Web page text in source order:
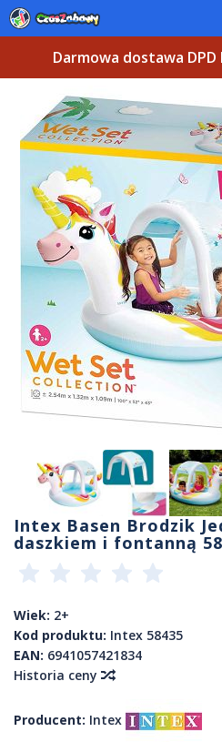
Darmowa dostawa DPD
Intex Basen Brodzik
daszkiem i fontanną
Wiek: 2+
Kod produktu: Intex 58435
EAN: 6941057421834
Historia ceny
Producent: Intex